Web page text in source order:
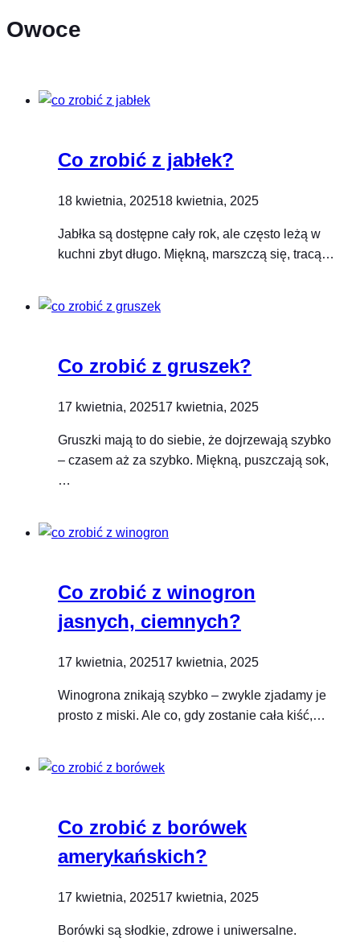
Owoce
Co zrobić z jabłek?
18 kwietnia, 202518 kwietnia, 2025
Jabłka są dostępne cały rok, ale często leżą w
kuchni zbyt długo. Miękną, marszczą się, tracą…
Co zrobić z gruszek?
17 kwietnia, 202517 kwietnia, 2025
Gruszki mają to do siebie, że dojrzewają szybko
– czasem aż za szybko. Miękną, puszczają sok,
…
Co zrobić z winogron
jasnych, ciemnych?
17 kwietnia, 202517 kwietnia, 2025
Winogrona znikają szybko – zwykle zjadamy je
prosto z miski. Ale co, gdy zostanie cała kiść,…
Co zrobić z borówek
amerykańskich?
17 kwietnia, 202517 kwietnia, 2025
Borówki są słodkie, zdrowe i uniwersalne.